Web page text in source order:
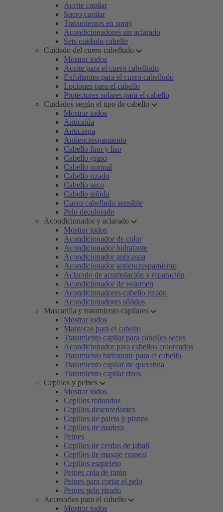
Aceite capilar
Suero capilar
Tratamientos en spray
Acondicionadores sin aclarado
Sets cuidado cabello
Cuidado del cuero cabelludo
Mostrar todos
Aceite para el cuero cabelludo
Exfoliantes para el cuero cabelludo
Lociones para el cabello
Protectores solares para el cabello
Cuidados según el tipo de cabello
Mostrar todos
Anticaída
Anticaspa
Antiencrespamiento
Cabello fino y liso
Cabello graso
Cabello normal
Cabello rizado
Cabello seco
Cabello teñido
Cuero cabelludo sensible
Pelo decolorado
Acondicionador y aclarado
Mostrar todos
Acondicionador de color
Acondicionador hidratante
Acondicionador anticaspa
Acondicionador antiencrespamiento
Aclarado de acumulación y reparación
Acondicionador de volumen
Acondicionadores cabello rizado
Acondicionadores sólidos
Mascarilla y tratamiento capilares
Mostrar todos
Mantecas para el cabello
Tratamiento capilar para cabellos secos
Acondicionador para cabellos coloreados
Tratamiento hidratante para el cabello
Tratamiento capilar de queratina
Tratamiento capilar rizos
Cepillos y peines
Mostrar todos
Cepillos redondos
Cepillos desenredantes
Cepillos de paleta y planos
Cepillos de madera
Peines
Cepillos de cerdas de jabalí
Cepillos de masaje craneal
Cepillos esqueleto
Peines cola de ratón
Peines para cortar el pelo
Peines pelo rizado
Accesorios para el cabello
Mostrar todos